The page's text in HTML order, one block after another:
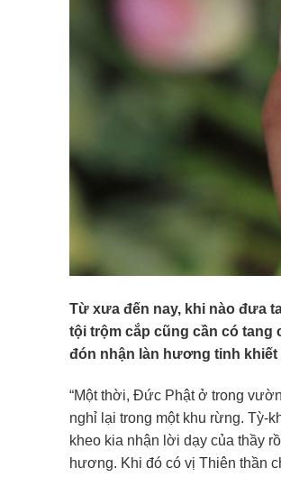
Từ xưa đến nay, khi nào đưa
tội trộm cắp cũng cần có
đón nhận làn hương tinh
“Một thời, Đức Phật ở trong
nghỉ lại trong một khu rừng. Tỳ-
kheo kia nhận lời dạy của thầy
hương. Khi đó có vị Thiên thần